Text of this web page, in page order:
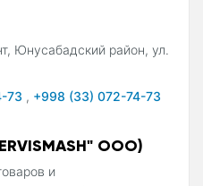
Юнусабадский район, ул.
73 , +998 (33) 072-74-73
ООО)
и